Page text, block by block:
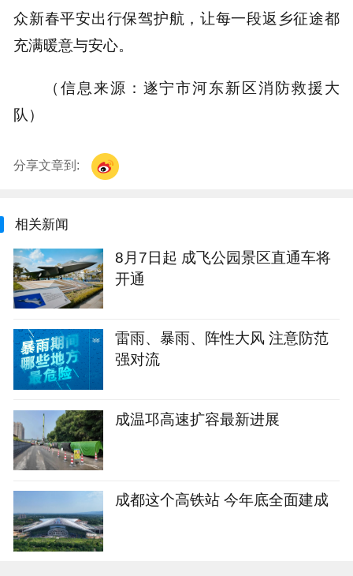
众新春平安出行保驾护航，让每一段返乡征途都
充满暖意与安心。
（信息来源：遂宁市河东新区消防救援大
队）
分享文章到:
相关新闻
8月7日起 成飞公园景区直通车将
开通
雷雨、暴雨、阵性大风 注意防范
强对流
成温邛高速扩容最新进展
成都这个高铁站 今年底全面建成